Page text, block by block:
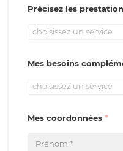
Précisez les
choisissez un service
Mes besoins
choisissez un service
Mes coordonnées